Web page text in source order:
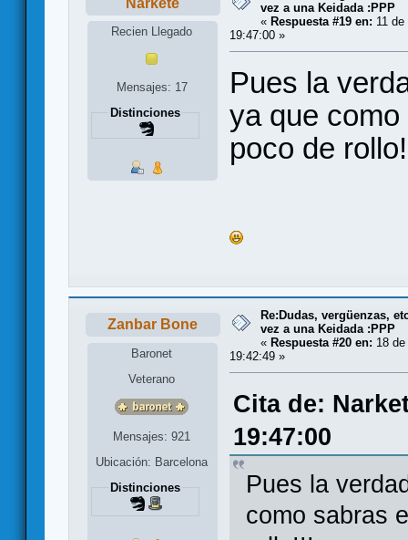
Narkete
Recien Llegado
Mensajes: 17
Distinciones
vez a una Keidada :PPP
« Respuesta #19 en: 11
19:47:00 »
Pues la
ya que
poco de
Zanbar Bone
Baronet
Veterano
Mensajes: 921
Ubicación: Barcelona
Distinciones
Re:Dudas, vergüenzas,
vez a una Keidada :PPP
« Respuesta #20 en: 18
19:42:49 »
Cita de:
19:47:00
Pues la
como sabras